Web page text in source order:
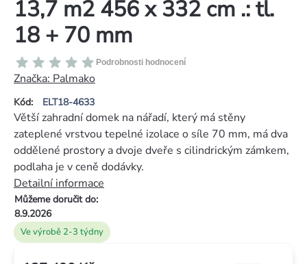
13,7 m2 456 x 332 cm .: tl.
18 + 70 mm
Kód: ELT18-4633
Průměrné
hodnocení
produktu
je
0,0
hvězdiček.
Podrobnosti hodnocení
Značka: Palmako
Ve výrobě 2-3 týdny
Můžeme doručit do:
8.9.2026
Větší zahradní domek na nářadí, který má stěny
zateplené vrstvou tepelné izolace o síle 70 mm, má dva
oddělené prostory a dvoje dveře s cilindrickým zámkem,
podlaha je v ceně dodávky.
Detailní informace